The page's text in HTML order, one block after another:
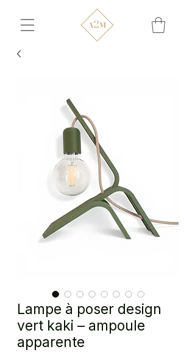
Lampe à poser design
vert kaki – ampoule
apparente